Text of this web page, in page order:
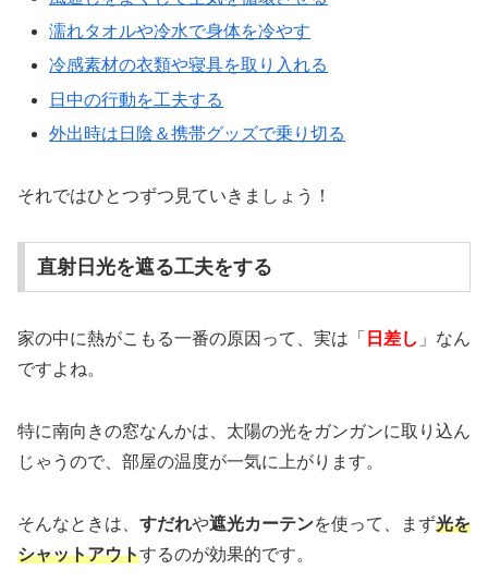
濡れタオルや冷水で身体を冷やす
冷感素材の衣類や寝具を取り入れる
日中の行動を工夫する
外出時は日陰＆携帯グッズで乗り切る
それではひとつずつ見ていきましょう！
直射日光を遮る工夫をする
家の中に熱がこもる一番の原因って、実は「 日差し 」なん
ですよね。
特に南向きの窓なんかは、太陽の光をガンガンに取り込ん
じゃうので、部屋の温度が一気に上がります。
そんなときは、 すだれや遮光カーテンを使って、まず光を
シャットアウトするのが効果的です。